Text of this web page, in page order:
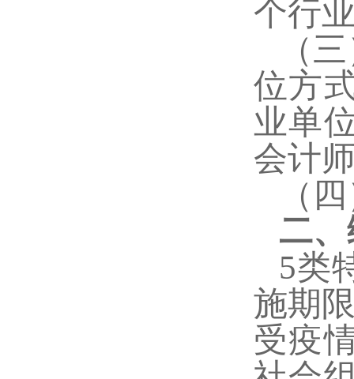
个行
（
位方
业单
会计
（
二
5类
施期
受疫